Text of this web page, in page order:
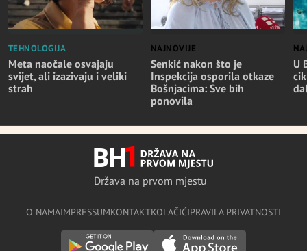
TEHNOLOGIJA
Meta naočale osvajaju
svijet, ali izazivaju i veliki
strah
NAJNOVIJE
Senkić nakon što je
Inspekcija osporila otkaze
Bošnjacima: Sve bih
ponovila
U
Država na prvom mjestu
O NAMAIMPRESSUMKONTAKTKOLAČIĆIPRAVILA PRIVATNOSTI